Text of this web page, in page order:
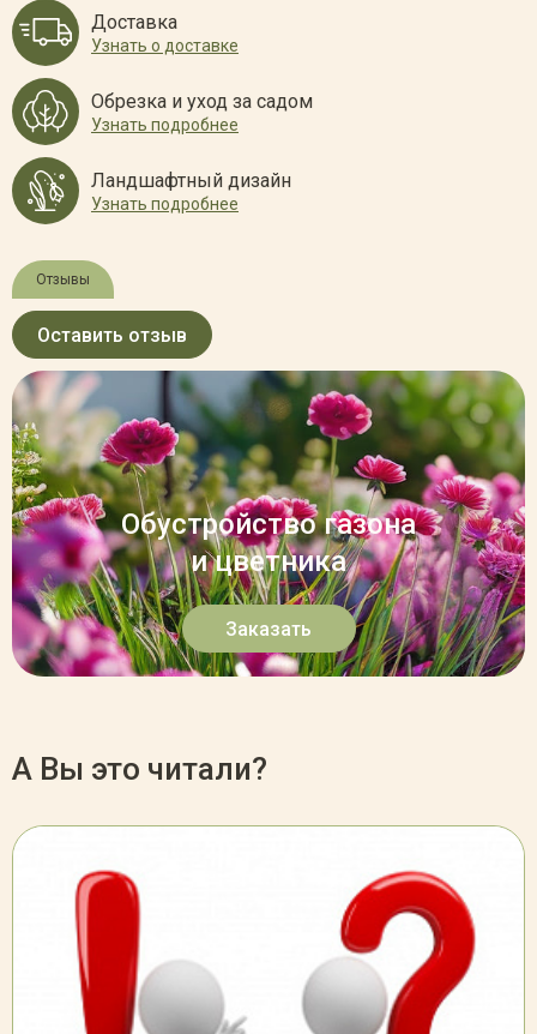
Доставка
Узнать о доставке
Обрезка и уход за садом
Узнать подробнее
Ландшафтный дизайн
Узнать подробнее
Отзывы
Оставить отзыв
Обустройство газона
и цветника
Заказать
А Вы это читали?